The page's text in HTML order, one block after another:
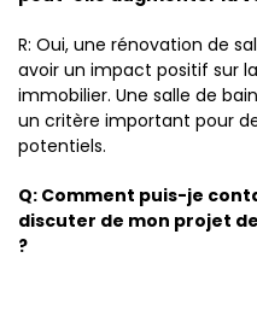
R: Oui, une rénovation de
avoir un impact positif sur
immobilier. Une salle de
un critère important pour
potentiels.
Q: Comment puis-je
discuter de mon projet
?